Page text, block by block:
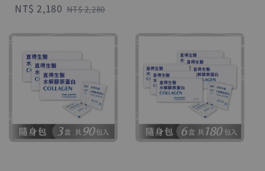
Sale
NT$ 2,180 Regular
NT$ 2,280